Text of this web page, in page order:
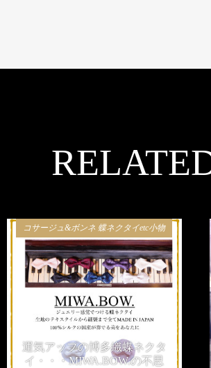
コサージュ&ボンネ 蝶ネクタイetc小物
運気アップの博多織蝶ネクタ
イ・・・MIWA.BOW.の不思